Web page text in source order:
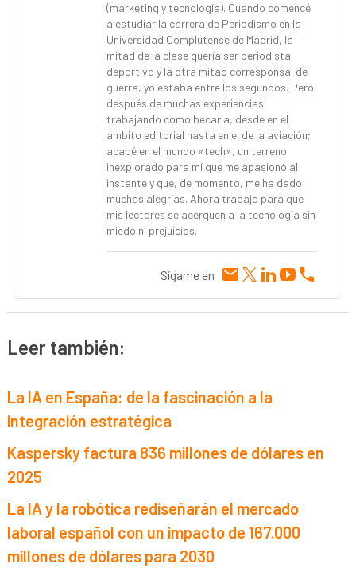
(marketing y tecnología). Cuando comencé
a estudiar la carrera de Periodismo en la
Universidad Complutense de Madrid, la
mitad de la clase quería ser periodista
deportivo y la otra mitad corresponsal de
guerra, yo estaba entre los segundos. Pero
después de muchas experiencias
trabajando como becaria, desde en el
ámbito editorial hasta en el de la aviación;
acabé en el mundo «tech», un terreno
inexplorado para mí que me apasionó al
instante y que, de momento, me ha dado
muchas alegrías. Ahora trabajo para que
mis lectores se acerquen a la tecnología sin
miedo ni prejuicios.
Sígame en
Leer también:
La IA en España: de la fascinación a la
integración estratégica
Kaspersky factura 836 millones de dólares en
2025
La IA y la robótica rediseñarán el mercado
laboral español con un impacto de 167.000
millones de dólares para 2030